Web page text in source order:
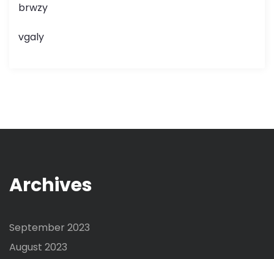
brwzy
vgaly
Archives
September 2023
August 2023